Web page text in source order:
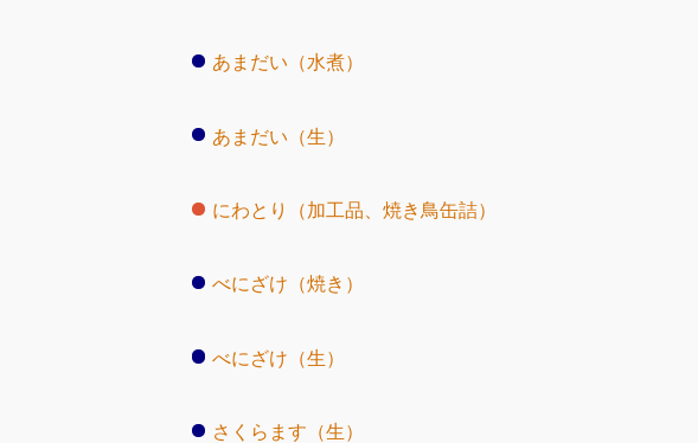
あまだい（水煮）
あまだい（生）
にわとり（加工品、焼き鳥缶詰）
べにざけ（焼き）
べにざけ（生）
さくらます（生）